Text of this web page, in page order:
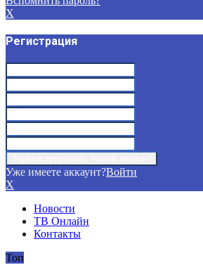
X
Регистрация
Уже имеете аккаунт?Войти
X
Новости
ТВ Онлайн
Контакты
Топ